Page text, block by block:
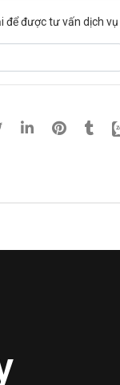
để được tư vấn dịch vụ